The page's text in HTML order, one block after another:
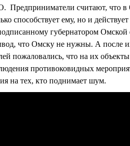
считают, что в
способствует ему, но и
губернатором Омской
что Омску не нужны. А после
пожаловались, что на их
противоковидных
на тех, кто поднимает шум.